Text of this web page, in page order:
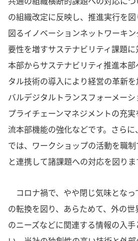
の組織改定に反映し、推進実行を
図るイノベーションネットワーキ
要性を増すサステナビリティ課題
本部からサステナビリティ推進本
タル技術の導入により経営の革新
バルデジタルトランスフォーメー
プライチェーンマネジメントの充
流本部機能の強化などです。さら
では、ワークショップの活動を職
と連携して諸課題への対応を図りま
コロナ禍で、やや閉じ気味とな
の転換を図り、あらためて、外の
のニーズなどに関連する情報の入